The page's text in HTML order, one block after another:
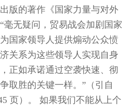
版的著作《国家力量与对外
毫无疑问，贸易战会加剧国家
国家领导人提供煽动公众愤
关系为这些领导人实现自身
正如承诺通过空袭快速、彻
取胜的关键一样。”（引自
页）。
如果我们不能从上个